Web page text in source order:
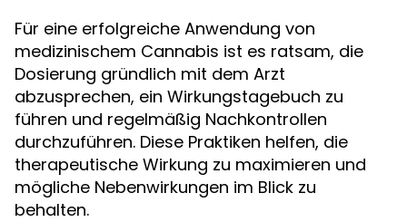
Für eine erfolgreiche Anwendung von
medizinischem Cannabis ist es ratsam, die
Dosierung gründlich mit dem Arzt
abzusprechen, ein Wirkungstagebuch zu
führen und regelmäßig Nachkontrollen
durchzuführen. Diese Praktiken helfen, die
therapeutische Wirkung zu maximieren und
mögliche Nebenwirkungen im Blick zu
behalten.